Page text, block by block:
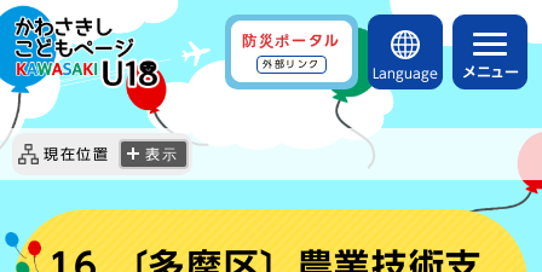
防災ポータル
外部リンク
Language メニュー
現在位置 表示